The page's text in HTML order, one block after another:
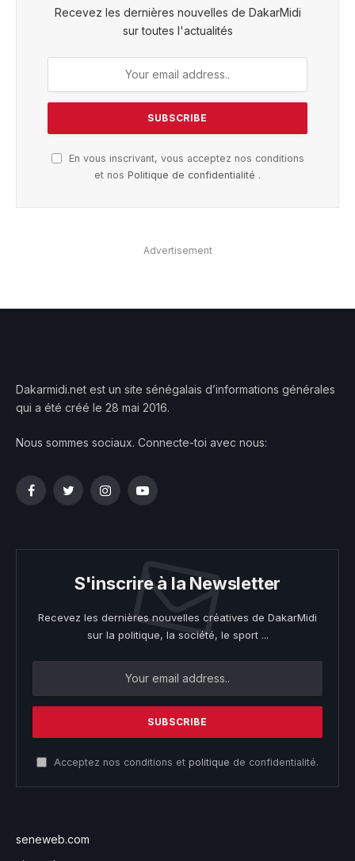
Recevez les dernières nouvelles de DakarMidi
sur toutes l'actualités
En vous inscrivant, vous acceptez nos conditions
et nos Politique de confidentialité .
Advertisement
Dakarmidi.net est un site sénégalais d’informations générales
qui a été créé le 28 mai 2016.
Nous sommes sociaux. Connecte-toi avec nous:
FacebookTwitterInstagramYouTube
S'inscrire à la Newsletter
Recevez les dernières nouvelles créatives de DakarMidi
sur la politique, la société, le sport ...
Acceptez nos conditions et politique de confidentialité.
seneweb.com